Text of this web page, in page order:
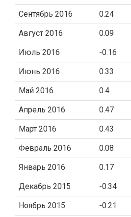
Сентябрь 2016 0.24
Август 2016 0.09
Июль 2016 -0.16
Июнь 2016 0.33
Май 2016 0.4
Апрель 2016 0.47
Март 2016 0.43
Февраль 2016 0.08
Январь 2016 0.17
Декабрь 2015 -0.34
Ноябрь 2015 -0.21